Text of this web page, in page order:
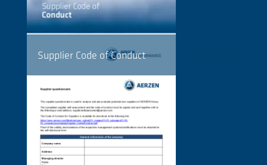
Supplier Code of Conduct